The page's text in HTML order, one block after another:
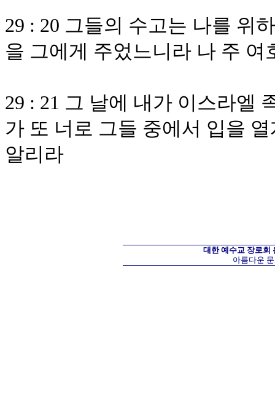
29 : 20 그들의 수고는 나를 위
을 그에게 주었느니라 나 주 여
29 : 21 그 날에 내가 이스라엘
가 또 너로 그들 중에서 입을
알리라
대한 예수교 장로회
아름다운